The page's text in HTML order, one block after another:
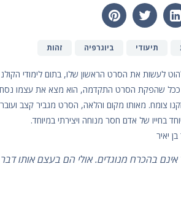
תיעודי ביוגרפיה זהות
לעשות את הסרט הראשון שלו, בתום לימודי
ככל שהפקת הסרט התקדמה, הוא מצא את עצמו
צומח. מאותו מקום והלאה, הסרט מגביר קצב
בחייו של אדם חסר מנוחה ויצירתי במיוחד.
יאיר
אינם בהכרח מנוגדים. אולי הם בעצם אותו דבר